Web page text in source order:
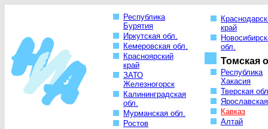
Республика
Бурятия
Иркутская обл.
Кемеровская обл.
Красноярский
край
ЗАТО
Железногорск
Калининградская
обл.
Мурманская обл.
Ростов
край
обл.
Томская
Республика
Хакасия
Тверская
Кавказ
Алтай